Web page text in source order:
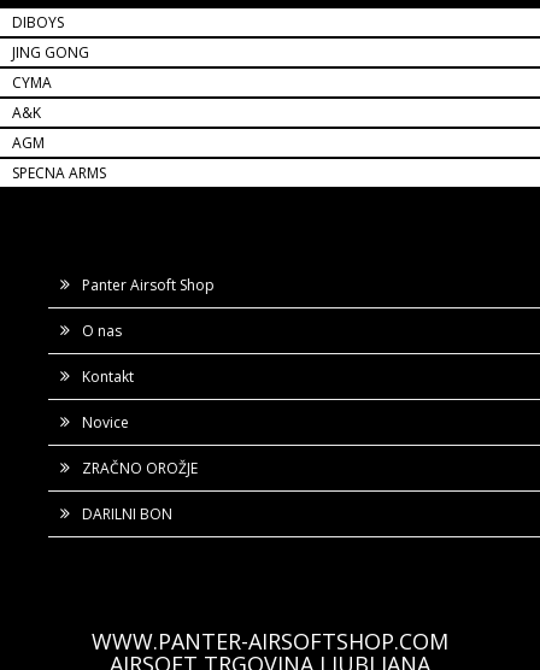
DIBOYS
JING GONG
CYMA
A&K
AGM
SPECNA ARMS
Panter Airsoft Shop
O nas
Kontakt
Novice
ZRAČNO OROŽJE
DARILNI BON
WWW.PANTER-AIRSOFTSHOP.COM
AIRSOFT TRGOVINA LJUBLJANA